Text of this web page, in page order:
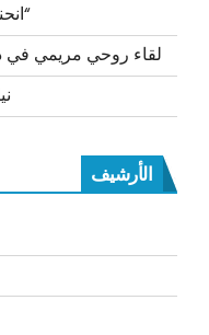
لقاء روحي مريمي في
الأرشيف